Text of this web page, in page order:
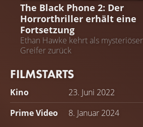
The Black Phone 2: Der
Horrorthriller erhält eine
Fortsetzung
Ethan Hawke kehrt als mysteriöser
Greifer zurück
FILMSTARTS
Kino
23. Juni 2022
Prime Video
8. Januar 2024